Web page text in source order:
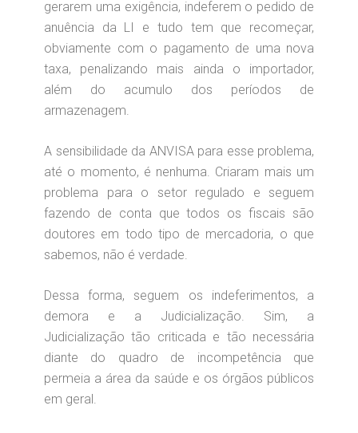
gerarem uma exigência, indeferem o pedido de
anuência da LI e tudo tem que recomeçar,
obviamente com o pagamento de uma nova
taxa, penalizando mais ainda o importador,
além do acumulo dos períodos de
armazenagem.
A sensibilidade da ANVISA para esse problema,
até o momento, é nenhuma. Criaram mais um
problema para o setor regulado e seguem
fazendo de conta que todos os fiscais são
doutores em todo tipo de mercadoria, o que
sabemos, não é verdade.
Dessa forma, seguem os indeferimentos, a
demora e a Judicialização. Sim, a
Judicialização tão criticada e tão necessária
diante do quadro de incompetência que
permeia a área da saúde e os órgãos públicos
em geral.